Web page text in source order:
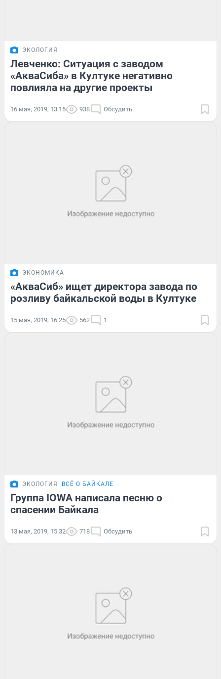
ЭКОЛОГИЯ
Левченко: Ситуация с заводом
«АкваСиба» в Култуке негативно
повлияла на другие проекты
16 мая, 2019, 13:15 938 Обсудить
ЭКОНОМИКА
«АкваСиб» ищет директора завода по
розливу байкальской воды в Култуке
15 мая, 2019, 16:25 562 1
ЭКОЛОГИЯ ВСЁ О БАЙКАЛЕ
Группа IOWA написала песню о
спасении Байкала
13 мая, 2019, 15:32 718 Обсудить